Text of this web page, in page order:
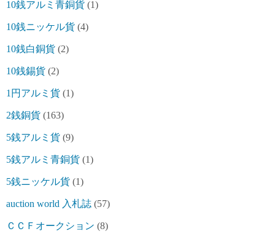
10銭アルミ青銅貨 (1)
10銭ニッケル貨 (4)
10銭白銅貨 (2)
10銭錫貨 (2)
1円アルミ貨 (1)
2銭銅貨 (163)
5銭アルミ貨 (9)
5銭アルミ青銅貨 (1)
5銭ニッケル貨 (1)
auction world 入札誌 (57)
ＣＣＦオークション (8)